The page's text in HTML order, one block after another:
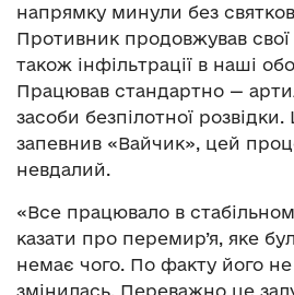
напрямку минули без
Противник продовжував
також інфільтрації в наші
Працював стандартно —
засоби безпілотної
запевнив «Вайчик», цей
невдалий.
«Все працювало в
казати про перемир’я, яке
немає чого. По факту його
змінилась. Переважно це